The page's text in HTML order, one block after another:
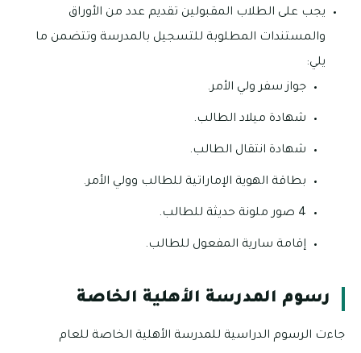
يجب على الطلاب المقبولين تقديم عدد من الأوراق
والمستندات المطلوبة للتسجيل بالمدرسة وتتضمن ما
يلي:
جواز سفر ولي الأمر.
شهادة ميلاد الطالب.
شهادة انتقال الطالب.
بطاقة الهوية الإماراتية للطالب وولي الأمر.
4 صور ملونة حديثة للطالب.
إقامة سارية المفعول للطالب.
رسوم المدرسة الأهلية الخاصة
جاءت الرسوم الدراسية للمدرسة الأهلية الخاصة للعام